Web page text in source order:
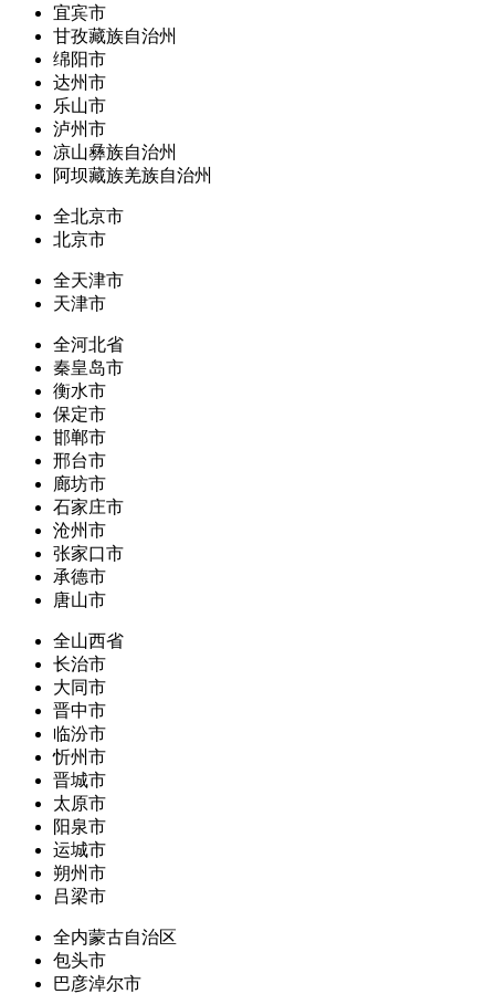
宜宾市
甘孜藏族自治州
绵阳市
达州市
乐山市
泸州市
凉山彝族自治州
阿坝藏族羌族自治州
全北京市
北京市
全天津市
天津市
全河北省
秦皇岛市
衡水市
保定市
邯郸市
邢台市
廊坊市
石家庄市
沧州市
张家口市
承德市
唐山市
全山西省
长治市
大同市
晋中市
临汾市
忻州市
晋城市
太原市
阳泉市
运城市
朔州市
吕梁市
全内蒙古自治区
包头市
巴彦淖尔市